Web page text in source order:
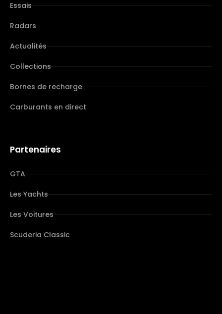
Essais
Radars
Actualités
Collections
Bornes de recharge
Carburants en direct
Partenaires
GTA
Les Yachts
Les Voitures
Scuderia Classic